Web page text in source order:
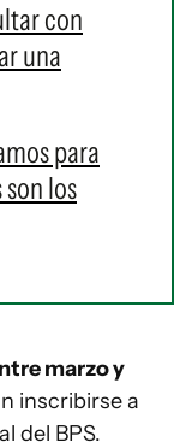
con
una
para
los
marzo y
inscribirse a
del BPS.